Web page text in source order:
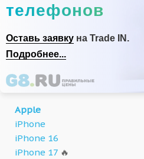
телефонов
Оставь заявку на Trade IN.
Подробнее...
Apple
iPhone
iPhone 16
iPhone 17 🔥